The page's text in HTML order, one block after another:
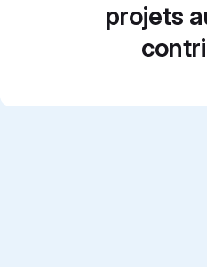
projets